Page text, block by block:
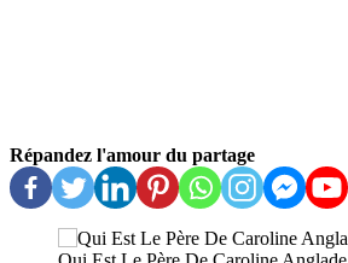
Répandez l'amour du partage